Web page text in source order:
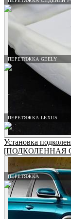
ПЕРЕТЯЖКА GEELY
ПЕРЕТЯЖКА LEXUS
ПЕРЕТЯЖКА
Установка
[ПОДКОЛЕННАЯ